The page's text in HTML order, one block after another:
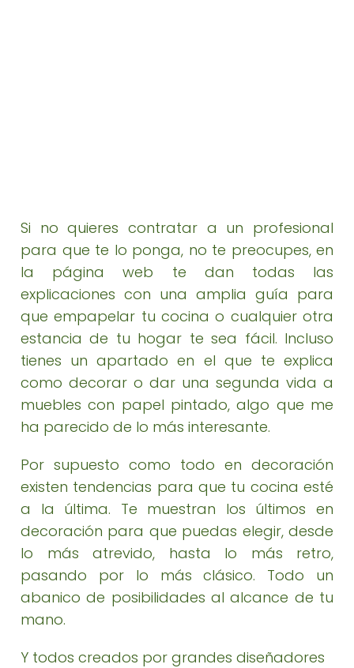
Si no quieres contratar a un profesional
para que te lo ponga, no te preocupes, en
la página web te dan todas las
explicaciones con una amplia guía para
que empapelar tu cocina o cualquier otra
estancia de tu hogar te sea fácil. Incluso
tienes un apartado en el que te explica
como decorar o dar una segunda vida a
muebles con papel pintado, algo que me
ha parecido de lo más interesante.
Por supuesto como todo en decoración
existen tendencias para que tu cocina esté
a la última. Te muestran los últimos en
decoración para que puedas elegir, desde
lo más atrevido, hasta lo más retro,
pasando por lo más clásico. Todo un
abanico de posibilidades al alcance de tu
mano.
Y todos creados por grandes diseñadores